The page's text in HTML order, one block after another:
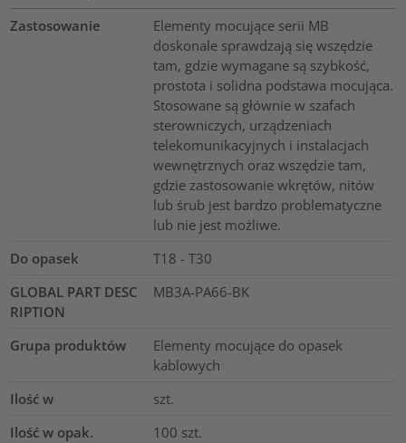
Zastosowanie
Elementy mocujące serii MB
doskonale sprawdzają się wszędzie
tam, gdzie wymagane są szybkość,
prostota i solidna podstawa mocująca.
Stosowane są głównie w szafach
sterowniczych, urządzeniach
telekomunikacyjnych i instalacjach
wewnętrznych oraz wszędzie tam,
gdzie zastosowanie wkrętów, nitów
lub śrub jest bardzo problematyczne
lub nie jest możliwe.
Do opasek
T18 - T30
GLOBAL PART DESC
RIPTION
MB3A-PA66-BK
Grupa produktów
Elementy mocujące do opasek
kablowych
Ilość w
szt.
Ilość w opak.
100 szt.